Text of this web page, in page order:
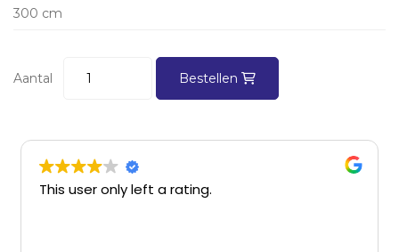
300 cm
Aantal Bestellen
This user only left a rating.